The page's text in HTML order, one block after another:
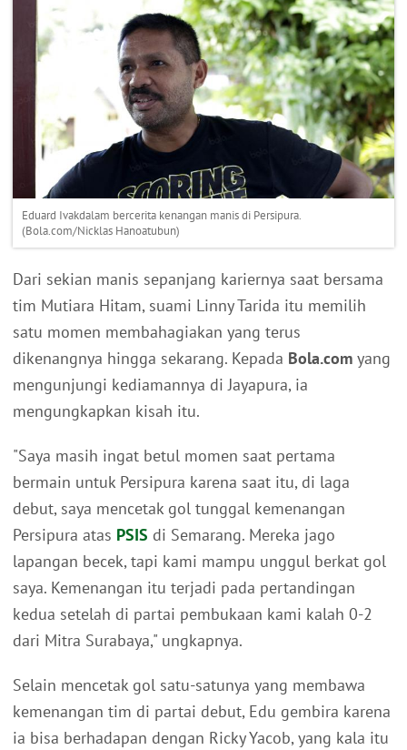
Eduard Ivakdalam bercerita kenangan manis di Persipura.
(Bola.com/Nicklas Hanoatubun)
Dari sekian manis sepanjang kariernya saat bersama
tim Mutiara Hitam, suami Linny Tarida itu memilih
satu momen membahagiakan yang terus
dikenangnya hingga sekarang. Kepada Bola.com yang
mengunjungi kediamannya di Jayapura, ia
mengungkapkan kisah itu.
"Saya masih ingat betul momen saat pertama
bermain untuk Persipura karena saat itu, di laga
debut, saya mencetak gol tunggal kemenangan
Persipura atas PSIS di Semarang. Mereka jago
lapangan becek, tapi kami mampu unggul berkat gol
saya. Kemenangan itu terjadi pada pertandingan
kedua setelah di partai pembukaan kami kalah 0-2
dari Mitra Surabaya," ungkapnya.
Selain mencetak gol satu-satunya yang membawa
kemenangan tim di partai debut, Edu gembira karena
ia bisa berhadapan dengan Ricky Yacob, yang kala itu